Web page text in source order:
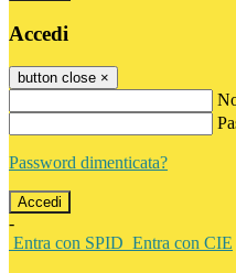
Accedi
button close ×
Password dimenticata?
-
Entra con SPID Entra con CIE